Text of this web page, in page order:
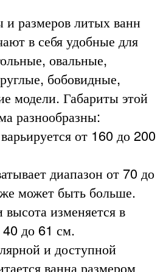
размеров литых ванн
в себя удобные для
овальные,
бобовидные,
модели. Габариты этой
разнообразны:
от 160 до 200
диапазон от 70 до
может быть больше.
изменяется в
40 до 61 см.
и доступной
ванна размером